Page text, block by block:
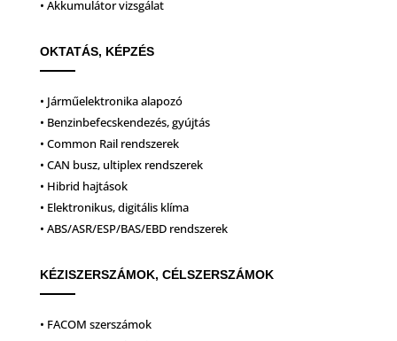
• Akkumulátor vizsgálat
OKTATÁS, KÉPZÉS
• Járműelektronika alapozó
• Benzinbefecskendezés, gyújtás
• Common Rail rendszerek
• CAN busz, ultiplex rendszerek
• Hibrid hajtások
• Elektronikus, digitális klíma
• ABS/ASR/ESP/BAS/EBD rendszerek
KÉZISZERSZÁMOK, CÉLSZERSZÁMOK
• FACOM szerszámok